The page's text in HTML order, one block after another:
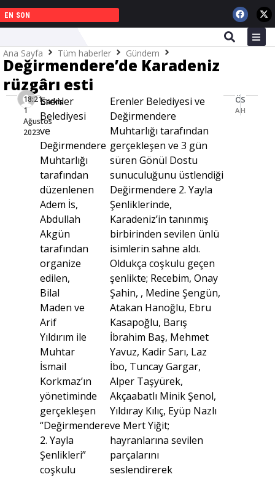
EN SON
Ana Sayfa Tüm haberler Gündem
Değirmendere’de Karadeniz
rüzgârı esti
Sarkis
18:21 -
1
Ağustos
2023
Erenler
Belediyesi
ve
Değirmendere
Muhtarlığı
tarafından
düzenlenen
Adem İs,
Abdullah
Akgün
tarafından
organize
edilen,
Bilal
Maden ve
Arif
Yıldırım ile
Muhtar
İsmail
Korkmaz’ın
yönetiminde
gerçekleşen
“Değirmendere
2. Yayla
Şenlikleri”
coşkulu
Erenler Belediyesi ve
Değirmendere
Muhtarlığı tarafından
gerçekleşen ve 3 gün
süren Gönül Dostu
sunuculuğunu üstlendiği
Değirmendere 2. Yayla
Şenliklerinde,
Karadeniz’in tanınmış
birbirinden sevilen ünlü
isimlerin sahne aldı.
Oldukça coşkulu geçen
şenlikte; Recebim, Onay
Şahin, , Medine Şengün,
Atakan Hanoğlu, Ebru
Kasapoğlu, Barış
İbrahim Baş, Mehmet
Yavuz, Kadir Sarı, Laz
İbo, Tuncay Gargar,
Alper Taşyürek,
Akçaabatlı Minik Şenol,
Yıldıray Kılıç, Eyüp Nazlı
ve Mert Yiğit;
hayranlarına sevilen
parçalarını
seslendirerek
ÖNCEKI HABER
ASRİAD Sakarya, İş Geliştirme ve Ticaret Toplantıları’na yoğun ilgi
SONRAKI HABER